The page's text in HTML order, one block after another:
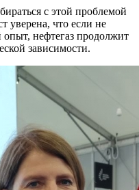
с этой проблемой
уверена, что если не
опыт, нефтегаз продолжит
зависимости.